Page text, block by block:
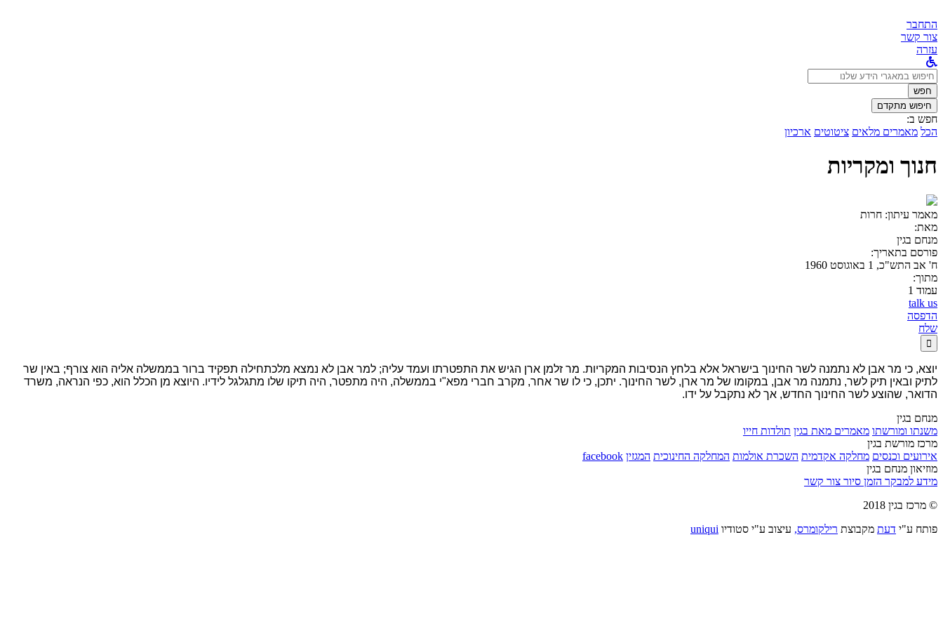
התחבר
צור קשר
עזרה
לחפש
ב:חפש
חיפוש מתקדם
חפש ב:
הכל מאמרים מלאים ציטוטים ארכיון
חנוך ומקריות
מאמר עיתון: חרות
מאת:
מנחם בגין
פורסם בתאריך:
ח' אב התש"כ, 1 באוגוסט 1960
מתוך:
עמוד 1
talk us
הדפסה
שלח

יוצא, כי מר אבן לא נתמנה לשר החינוך בישראל אלא בלחץ הנסיבות המקריות. מר זלמן ארן הגיש את התפטרתו ועמד עליה; למר אבן לא נמצא מלכתחילה תפקיד ברור בממשלה אליה הוא צורף; באין שר
לתיק ובאין תיק לשר, נתמנה מר אבן, במקומו של מר ארן, לשר החינוך. יתכן, כי לו שר אחר, מקרב חברי מפא"י בממשלה, היה מתפטר, היה תיקו שלו מתגלגל לידיו. היוצא מן הכלל הוא, כפי הנראה, משרד
הדואר, שהוצע לשר החינוך החדש, אך לא נתקבל על ידו.
מנחם בגין
משנתו ומורשתו מאמרים מאת בגין תולדות חייו
מרכז מורשת בגין
אירועים וכנסים מחלקה אקדמית השכרת אולמות המחלקה החינוכית המגזין facebook
מוזיאון מנחם בגין
מידע למבקר הזמן סיור צור קשר
© מרכז בגין 2018
פותח ע"י דעת מקבוצת רילקומרס, עיצוב ע"י סטודיו uniqui